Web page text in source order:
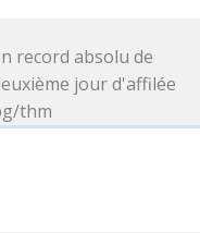
record absolu de
jour d'affilée
thm